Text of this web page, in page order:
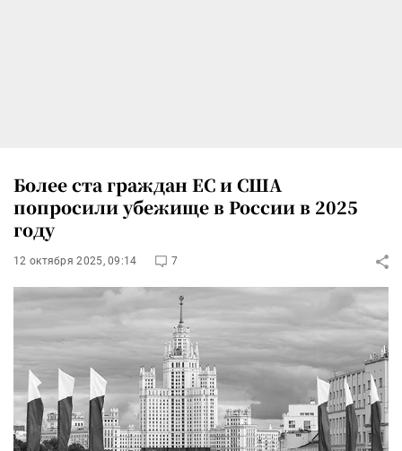
Более ста граждан ЕС и США
попросили убежище в России в 2025
году
12 октября 2025, 09:14 7